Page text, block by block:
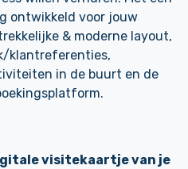
ontwikkeld voor jouw
& moderne layout,
klantreferenties,
in de buurt en de
visitekaartje van je